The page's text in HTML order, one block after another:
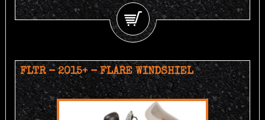
FLTR - 2015+ - FLARE WINDSHIEL